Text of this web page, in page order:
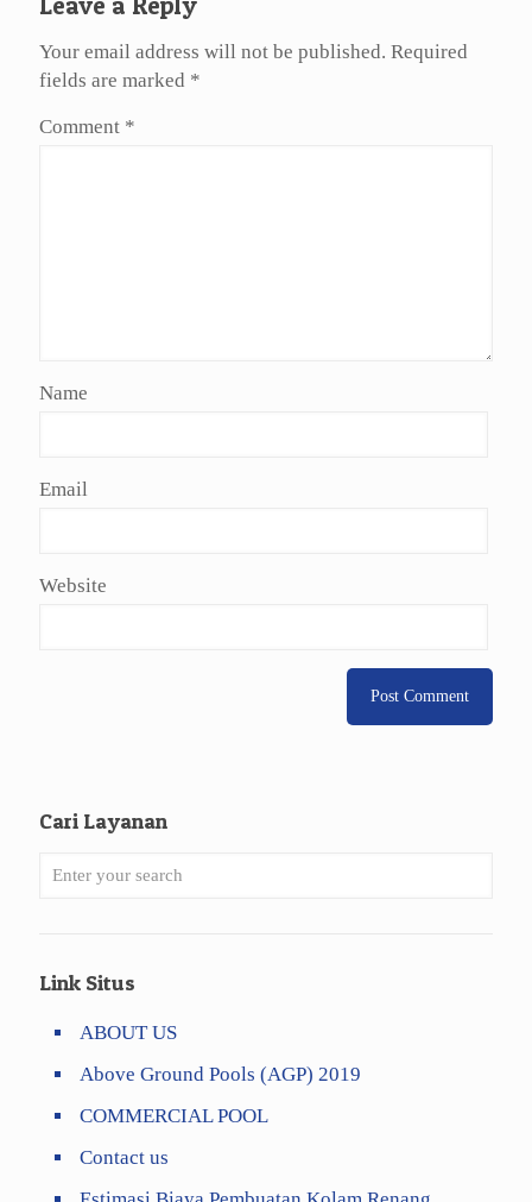
Your email address will not be published. Required
fields are marked *
Comment *
Name
Email
Website
Cari Layanan
Link Situs
ABOUT US
Above Ground Pools (AGP) 2019
COMMERCIAL POOL
Contact us